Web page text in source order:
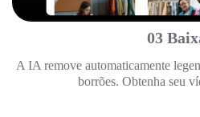
03
A IA remove automaticamente
borrões. Obtenha seu